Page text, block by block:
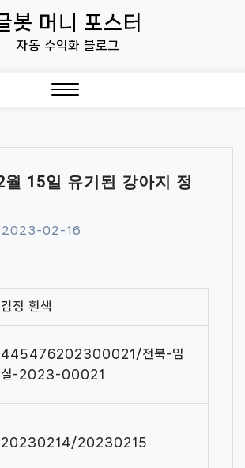
봇 머니 포스터
자동 수익화 블로그
15일 유기된 강아지 정
2023-02-16
검정 흰색
445476202300021/전북-임
실-2023-00021
20230214/20230215